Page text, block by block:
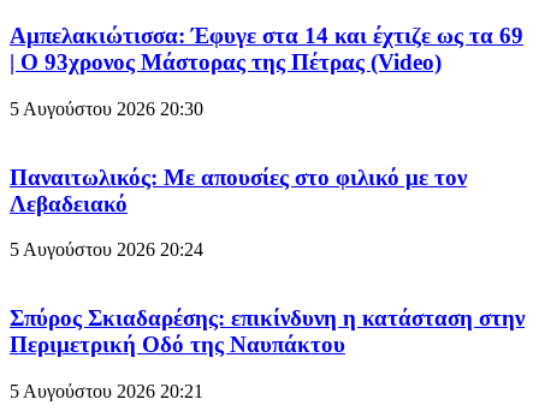
Αμπελακιώτισσα: Έφυγε στα 14 και έχτιζε ως τα 69
| Ο 93χρονος Μάστορας της Πέτρας (Video)
5 Αυγούστου 2026 20:30
Παναιτωλικός: Με απουσίες στο φιλικό με τον
Λεβαδειακό
5 Αυγούστου 2026 20:24
Σπύρος Σκιαδαρέσης: επικίνδυνη η κατάσταση στην
Περιμετρική Οδό της Ναυπάκτου
5 Αυγούστου 2026 20:21